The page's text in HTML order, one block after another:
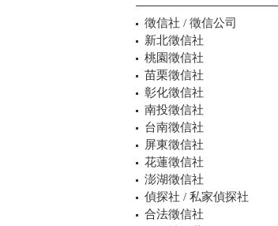
徵信社 / 徵信公司
新北徵信社
桃園徵信社
苗栗徵信社
彰化徵信社
南投徵信社
台南徵信社
屏東徵信社
花蓮徵信社
澎湖徵信社
偵探社 / 私家偵探社
合法徵信社